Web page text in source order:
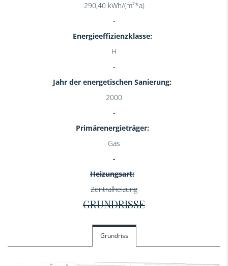
290,40 kWh/(m²*a)
Energieeffizienzklasse:
H
Jahr der energetischen Sanierung:
2000
Primärenergieträger:
Gas
Heizungsart:
Zentralheizung
GRUNDRISSE
Grundriss